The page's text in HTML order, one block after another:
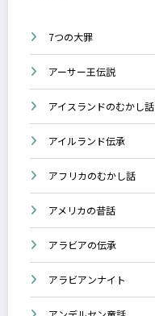
7つの大罪
アーサー王伝説
アイスランドのむかし話
アイルランド伝承
アフリカのむかし話
アメリカの昔話
アラビアの伝承
アラビアンナイト